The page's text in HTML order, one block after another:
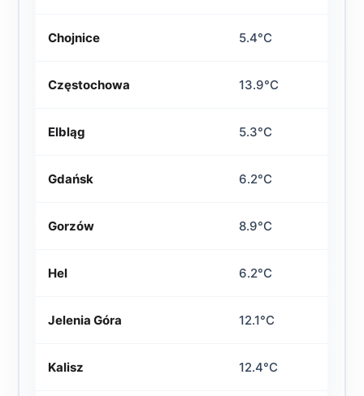
Chojnice 5.4°C
Częstochowa 13.9°C
Elbląg 5.3°C
Gdańsk 6.2°C
Gorzów 8.9°C
Hel 6.2°C
Jelenia Góra 12.1°C
Kalisz 12.4°C